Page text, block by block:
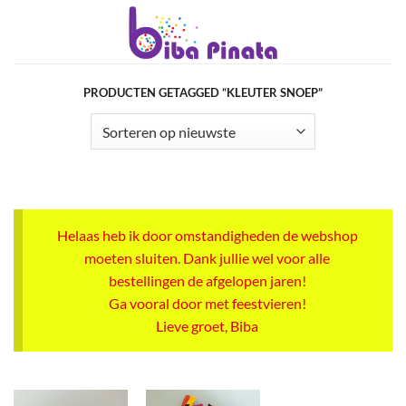
PRODUCTEN GETAGGED “KLEUTER SNOEP”
Helaas heb ik door omstandigheden de webshop
moeten sluiten. Dank jullie wel voor alle
bestellingen de afgelopen jaren!
Ga vooral door met feestvieren!
Lieve groet, Biba